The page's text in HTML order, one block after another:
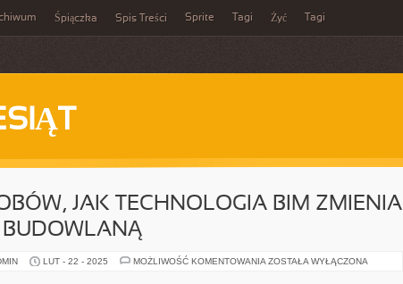
Śpiączka Spis Treści Sprite Tagi Żyć Tagi
JAK TECHNOLOGIA BIM ZMIENIA
BUDOWLANĄ
LUT - 22 - 2025 MOŻLIWOŚĆ KOMENTOWANIA 10
ZOSTAŁA WYŁĄCZONA